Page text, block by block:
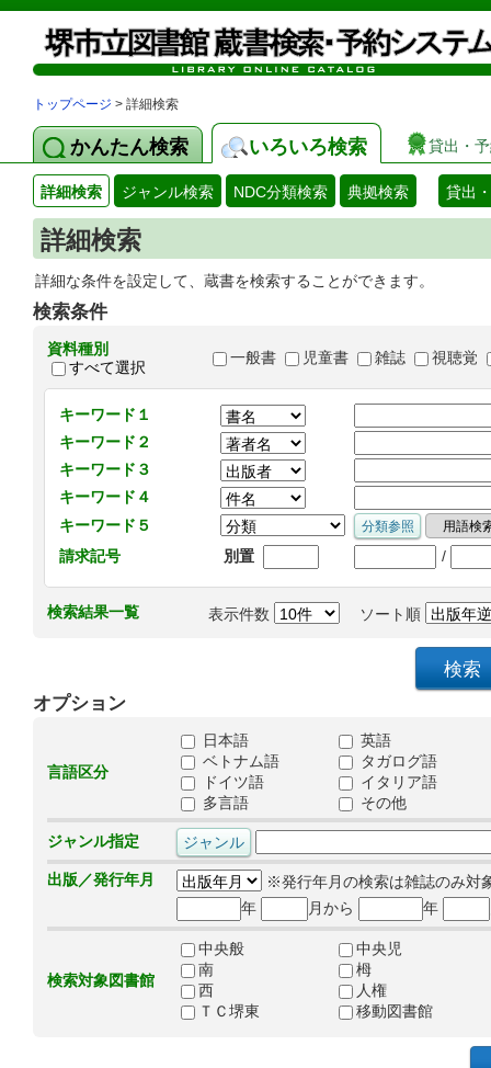
トップページ > 詳細検索
かんたん検索 いろいろ検索 貸出・
詳細検索 ジャンル検索 NDC分類検索 典拠検索 貸出
詳細検索
詳細な条件を設定して、蔵書を検索することができます。
検索条件
資料種別
すべて選択
一般書 児童書 雑誌 視聴覚
キーワード１
キーワード２
キーワード３
キーワード４
キーワード５
請求記号
別置 /
検索結果一覧 表示件数 ソート順
オプション
言語区分
日本語
英語
ベトナム語
タガログ語
ドイツ語
イタリア語
多言語
その他
ジャンル指定
出版／発行年月
※発行年月の検索は雑誌のみ対
年
月から 年
検索対象図書館
中央般
中央児
南
栂
西
人権
ＴＣ堺東
移動図書館